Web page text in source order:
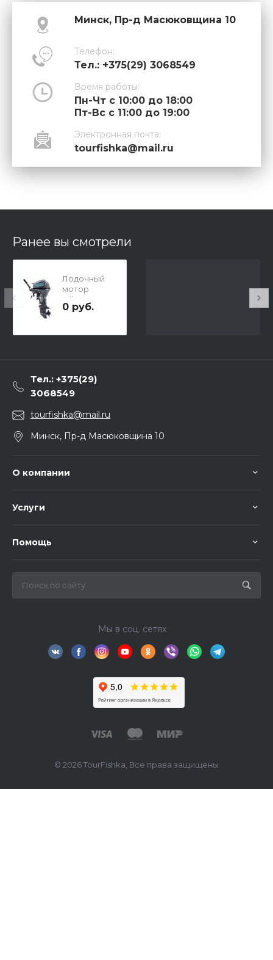
Минск, Пр-д Масюковщина 10
Телефон:
Тел.: +375(29) 3068549
Время работы:
Пн-Чт с 10:00 до 18:00
Пт-Вс с 11:00 до 19:00
Электронная почта:
tourfishka@mail.ru
Ранее вы смотрели
Лодочный
мотор
Mikatsu
M9.9FHS (2-
0 руб.
Тел.: +375(29)
3068549
tourfishka@mail.ru
Минск, Пр-д Масюковщина 10
О компании
Услуги
Помощь
Мы в соц. сетях
© 2026 TourFishka, Все права защищены